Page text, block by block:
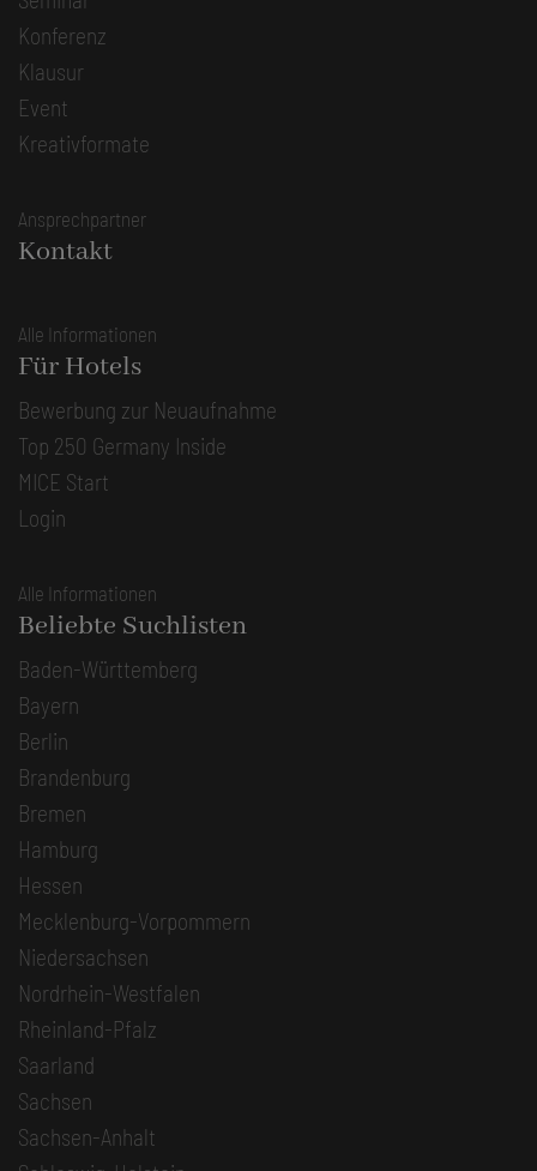
Konferenz
Klausur
Event
Kreativformate
Ansprechpartner
Kontakt
Alle Informationen
Für Hotels
Bewerbung zur Neuaufnahme
Top 250 Germany Inside
MICE Start
Login
Alle Informationen
Beliebte Suchlisten
Baden-Württemberg
Bayern
Berlin
Brandenburg
Bremen
Hamburg
Hessen
Mecklenburg-Vorpommern
Niedersachsen
Nordrhein-Westfalen
Rheinland-Pfalz
Saarland
Sachsen
Sachsen-Anhalt